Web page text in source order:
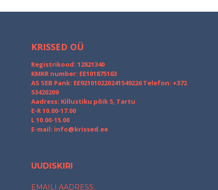
KRISSED OÜ
Registrikood: 12821340
KMKR number: EE101875163
AS SEB Pank: EE921010220241549226 Telefon: +372
53420209
Aadress: Killustiku põik 5, Tartu
E-R 10.00-17.00
L 10.00-15.00
E-mail: info@krissed.ee
UUDISKIRI
EMAILI AADRESS: